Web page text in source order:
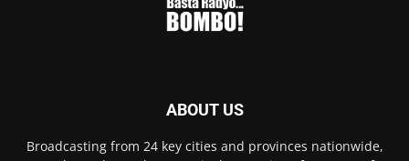
ABOUT US
Broadcasting from 24 key cities and provinces nationwide,